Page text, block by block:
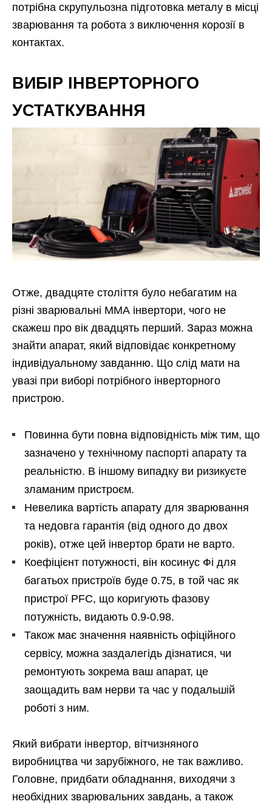
потрібна скрупульозна підготовка металу в місці
зварювання та робота з виключення корозії в
контактах.
ВИБІР ІНВЕРТОРНОГО
УСТАТКУВАННЯ
Отже, двадцяте століття було небагатим на
різні зварювальні ММА інвертори, чого не
скажеш про вік двадцять перший. Зараз можна
знайти апарат, який відповідає конкретному
індивідуальному завданню. Що слід мати на
увазі при виборі потрібного інверторного
пристрою.
Повинна бути повна відповідність між тим, що
зазначено у технічному паспорті апарату та
реальністю. В іншому випадку ви ризикуєте
зламаним пристроєм.
Невелика вартість апарату для зварювання
та недовга гарантія (від одного до двох
років), отже цей інвертор брати не варто.
Коефіцієнт потужності, він косинус Фі для
багатьох пристроїв буде 0.75, в той час як
пристрої РFС, що коригують фазову
потужність, видають 0.9-0.98.
Також має значення наявність офіційного
сервісу, можна заздалегідь дізнатися, чи
ремонтують зокрема ваш апарат, це
заощадить вам нерви та час у подальшій
роботі з ним.
Який вибрати інвертор, вітчизняного
виробництва чи зарубіжного, не так важливо.
Головне, придбати обладнання, виходячи з
необхідних зварювальних завдань, а також